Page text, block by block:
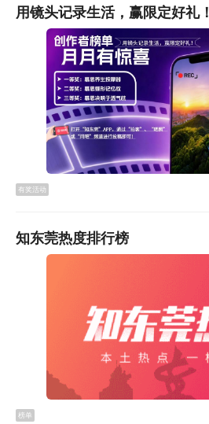
用镜头记录生活，赢限定好礼！
有奖活动
知东莞热度排行榜
榜单